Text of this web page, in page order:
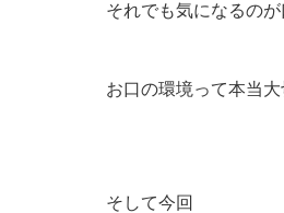
それでも気になるのが
お口の環境って本当大
そして今回